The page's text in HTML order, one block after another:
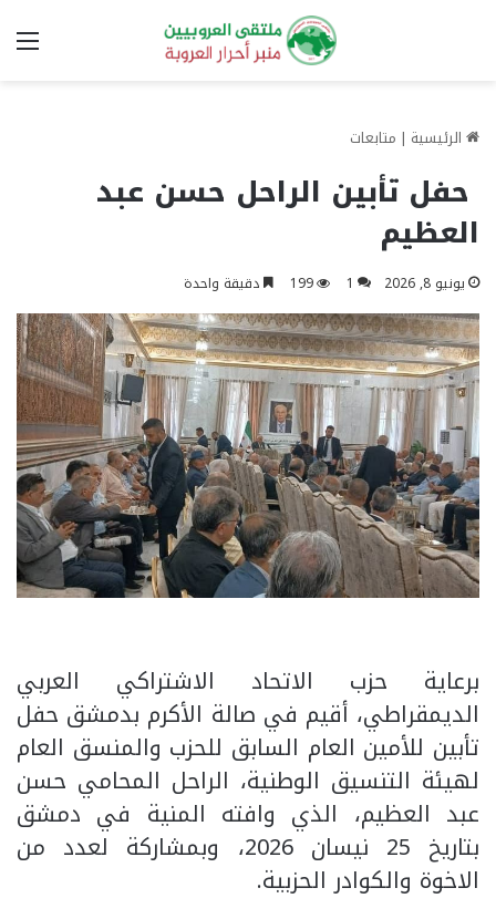
الرئيسية | متابعات
حفل تأبين الراحل حسن عبد
العظيم
يونيو 8, 2026 1
199 دقيقة واحدة
برعاية حزب الاتحاد الاشتراكي العربي
الديمقراطي، أقيم في صالة الأكرم بدمشق حفل
تأبين للأمين العام السابق للحزب والمنسق العام
لهيئة التنسيق الوطنية، الراحل المحامي حسن
عبد العظيم، الذي وافته المنية في دمشق
بتاريخ 25 نيسان 2026، وبمشاركة لعدد من
الاخوة والكوادر الحزبية.